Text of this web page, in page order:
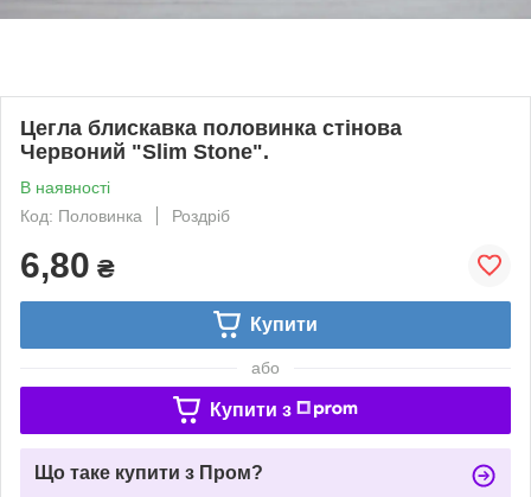
Цегла блискавка половинка стінова
Червоний "Slim Stone".
В наявності
Код: Половинка
Роздріб
6,80 ₴
Купити
або
Купити з
Що таке купити з Пром?